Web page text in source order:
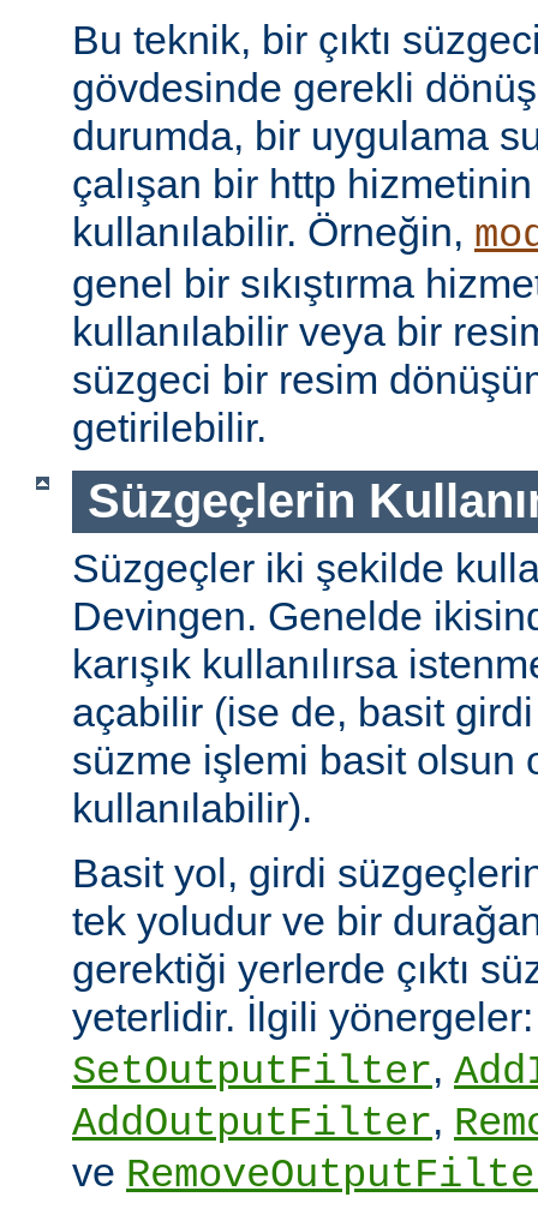
Bu teknik, bir çıktı
gövdesinde gerekli
durumda, bir uygulama
çalışan bir http
kullanılabilir. Örneğin,
genel bir sıkıştırma
kullanılabilir veya bir
süzgeci bir resim
getirilebilir.
Süzgeçlerin
Süzgeçler iki şekilde
Devingen. Genelde
karışık kullanılırsa
açabilir (ise de, basit girdi
süzme işlemi basit olsun
kullanılabilir).
Basit yol, girdi
tek yoludur ve bir
gerektiği yerlerde çıktı
yeterlidir. İlgili
SetOutputFilter,
AddOutputFilter,
ve